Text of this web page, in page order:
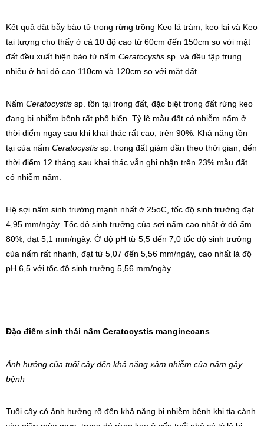
Kết quả đặt bẫy bào tử trong rừng trồng Keo lá tràm, keo lai và Keo
tai tượng cho thấy ở cả 10 độ cao từ 60cm đến 150cm so với mặt
đất đều xuất hiện bào tử nấm Ceratocystis sp. và đều tập trung
nhiều ở hai độ cao 110cm và 120cm so với mặt đất.
Nấm Ceratocystis sp. tồn tại trong đất, đặc biệt trong đất rừng keo
đang bị nhiễm bệnh rất phổ biến. Tỷ lệ mẫu đất có nhiễm nấm ở
thời điểm ngay sau khi khai thác rất cao, trên 90%. Khả năng tồn
tại của nấm Ceratocystis sp. trong đất giảm dần theo thời gian, đến
thời điểm 12 tháng sau khai thác vẫn ghi nhận trên 23% mẫu đất
có nhiễm nấm.
Hệ sợi nấm sinh trưởng mạnh nhất ở 25oC, tốc độ sinh trưởng đạt
4,95 mm/ngày. Tốc độ sinh trưởng của sợi nấm cao nhất ở độ ẩm
80%, đạt 5,1 mm/ngày. Ở độ pH từ 5,5 đến 7,0 tốc độ sinh trưởng
của nấm rất nhanh, đạt từ 5,07 đến 5,56 mm/ngày, cao nhất là độ
pH 6,5 với tốc độ sinh trưởng 5,56 mm/ngày.
Đặc điểm sinh thái nấm Ceratocystis manginecans
Ảnh hưởng của tuổi cây đến khả năng xâm nhiễm của nấm gây
bệnh
Tuổi cây có ảnh hưởng rõ đến khả năng bị nhiễm bệnh khi tỉa cành